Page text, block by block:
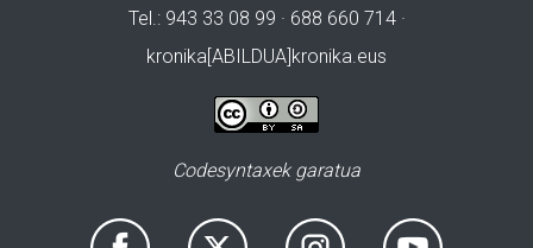
Tel.: 943 33 08 99 · 688 660 714 ·
kronika[ABILDUA]kronika.eus
Codesyntaxek garatua